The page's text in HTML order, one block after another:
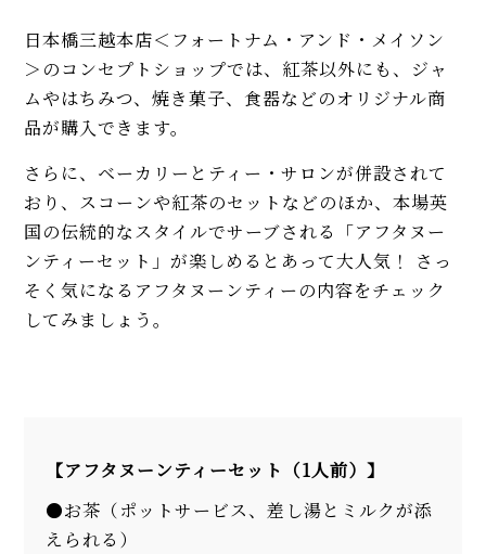
日本橋三越本店＜フォートナム・アンド・メイソン
＞のコンセプトショップでは、紅茶以外にも、ジャ
ムやはちみつ、焼き菓子、食器などのオリジナル商
品が購入できます。
さらに、ベーカリーとティー・サロンが併設されて
おり、スコーンや紅茶のセットなどのほか、本場英
国の伝統的なスタイルでサーブされる「アフタヌー
ンティーセット」が楽しめるとあって大人気！ さっ
そく気になるアフタヌーンティーの内容をチェック
してみましょう。
【アフタヌーンティーセット（1人前）】
●お茶（ポットサービス、差し湯とミルクが添
えられる）